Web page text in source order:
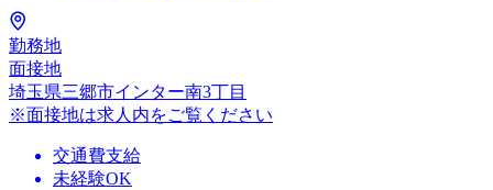
勤務地
面接地
埼玉県三郷市インター南3丁目
※面接地は求人内をご覧ください
交通費支給
未経験OK